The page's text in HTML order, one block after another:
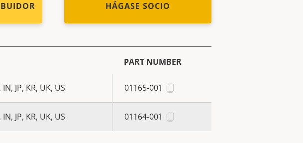
HÁGASE SOCIO
PART NUMBER
JP, KR, UK, US 01165-001
JP, KR, UK, US 01164-001